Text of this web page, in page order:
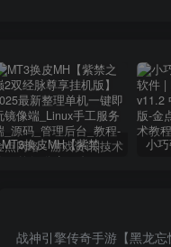
MT3换皮MH【紫禁之巅2双经脉尊享挂机版】2025最新整理单机一键即玩镜像端_Linux手工服务端_源码_管理后台_教程
战神引擎传奇手游【黑龙